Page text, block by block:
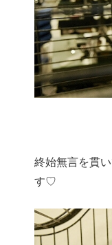
終始無言を貫
す♡